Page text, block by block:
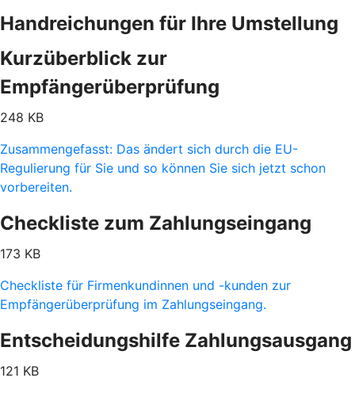
Handreichungen für Ihre Umstellung
Kurzüberblick zur
Empfängerüberprüfung
248 KB
Zusammengefasst: Das ändert sich durch die EU-
Regulierung für Sie und so können Sie sich jetzt schon
vorbereiten.
Checkliste zum Zahlungseingang
173 KB
Checkliste für Firmenkundinnen und -kunden zur
Empfängerüberprüfung im Zahlungseingang.
Entscheidungshilfe Zahlungsausgang
121 KB